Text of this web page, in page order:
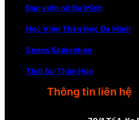
Đan viện nữ Đa Minh
Học Viện Thần Học Đa Minh
Sedes Sapientiae
Thời Sự Thần Học
Thông tin liên hệ